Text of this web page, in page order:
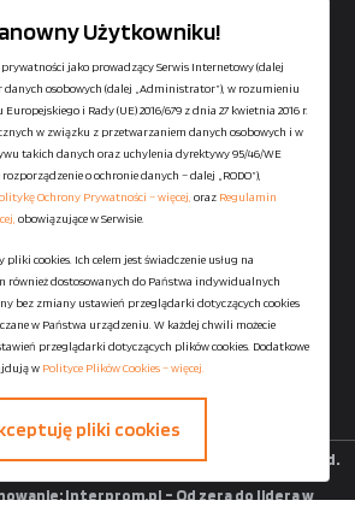
+48729-133-333
biuro@601144444.pl
Kontakt
serwisu
Ochrony Prywatności
Plików Cookies
- 2026 All Rights Reserved.
Interprom.pl – Od zera do lidera w
Użytkowniku!
jako prowadzący Serwis Internetowy (dalej
danych osobowych (dalej „Administrator”), w rozumieniu
i Rady (UE) 2016/679 z dnia 27 kwietnia 2016 r.
w związku z przetwarzaniem danych osobowych i w
takich danych oraz uchylenia dyrektywy 95/46/WE
rozporządzenie o ochronie danych – dalej „RODO”),
Ochrony Prywatności – więcej, oraz Regulamin
obowiązujące w Serwisie.
cookies. Ich celem jest świadczenie usług na
również dostosowanych do Państwa indywidualnych
bez zmiany ustawień przeglądarki dotyczących cookies
w Państwa urządzeniu. W każdej chwili możecie
przeglądarki dotyczących plików cookies. Dodatkowe
w Polityce Plików Cookies – więcej.
pliki cookies